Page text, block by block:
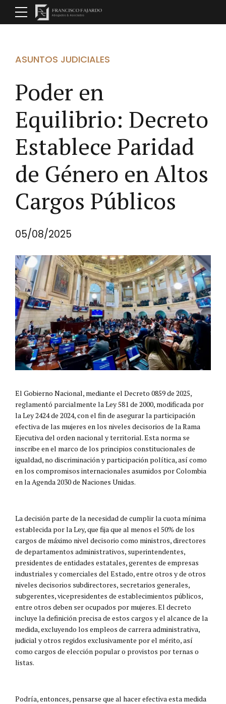
ASUNTOS JUDICIALES
Poder en
Equilibrio: Decreto
Establece Paridad
de Género en Altos
Cargos Públicos
05/08/2025
El Gobierno Nacional, mediante el Decreto 0859 de 2025,
reglamentó parcialmente la Ley 581 de 2000, modificada por
la Ley 2424 de 2024, con el fin de asegurar la participación
efectiva de las mujeres en los niveles decisorios de la Rama
Ejecutiva del orden nacional y territorial. Esta norma se
inscribe en el marco de los principios constitucionales de
igualdad, no discriminación y participación política, así como
en los compromisos internacionales asumidos por Colombia
en la Agenda 2030 de Naciones Unidas.
La decisión parte de la necesidad de cumplir la cuota mínima
establecida por la Ley, que fija que al menos el 50% de los
cargos de máximo nivel decisorio como ministros, directores
de departamentos administrativos, superintendentes,
presidentes de entidades estatales, gerentes de empresas
industriales y comerciales del Estado, entre otros y de otros
niveles decisorios subdirectores, secretarios generales,
subgerentes, vicepresidentes de establecimientos públicos,
entre otros deben ser ocupados por mujeres. El decreto
incluye la definición precisa de estos cargos y el alcance de la
medida, excluyendo los empleos de carrera administrativa,
judicial y otros regidos exclusivamente por el mérito, así
como cargos de elección popular o provistos por ternas o
listas.
Podría, entonces, pensarse que al hacer efectiva esta medida